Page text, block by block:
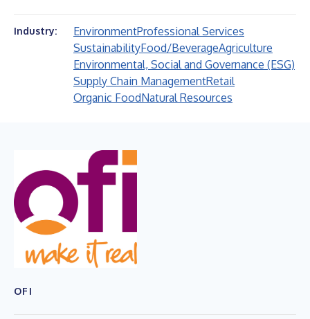
Industry: EnvironmentProfessional Services
SustainabilityFood/BeverageAgriculture
Environmental, Social and Governance (ESG)
Supply Chain ManagementRetail
Organic FoodNatural Resources
OFI